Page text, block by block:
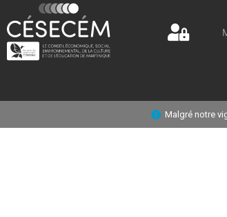
Malgré notre